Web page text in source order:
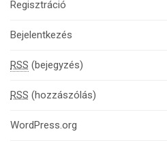
Regisztráció
Bejelentkezés
RSS (bejegyzés)
RSS (hozzászólás)
WordPress.org